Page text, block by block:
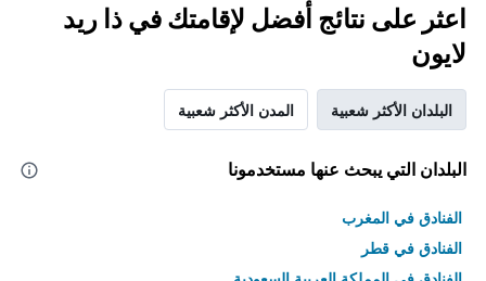
اعثر على نتائج أفضل لإقامتك في ذا ريد
لايون
البلدان الأكثر شعبية المدن الأكثر شعبية
البلدان التي يبحث عنها مستخدمونا
الفنادق في المغرب
الفنادق في قطر